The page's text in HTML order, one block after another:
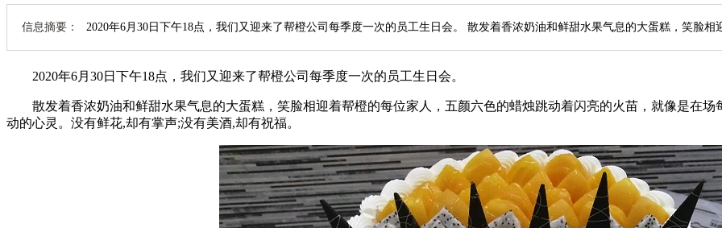
信息摘要： 2020年6月30日下午18点，我们又迎来了帮橙公司每季度一次的员工生日会。 散发着香浓奶油和鲜甜水果气息的大蛋糕，笑脸
2020年6月30日下午18点，我们又迎来了帮橙公司每季度一次的员工生日会。
散发着香浓奶油和鲜甜水果气息的大蛋糕，笑脸相迎着帮橙的每位家人，五颜六色的蜡烛跳动着闪亮的火苗，就像是在场
动的心灵。没有鲜花,却有掌声;没有美酒,却有祝福。